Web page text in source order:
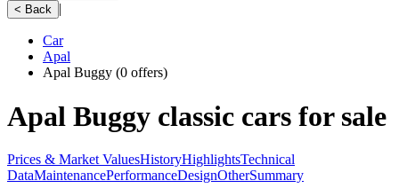
< Back |
Car
Apal
Apal Buggy (0 offers)
Apal Buggy classic cars for sale
Prices & Market ValuesHistoryHighlightsTechnical
DataMaintenancePerformanceDesignOtherSummary